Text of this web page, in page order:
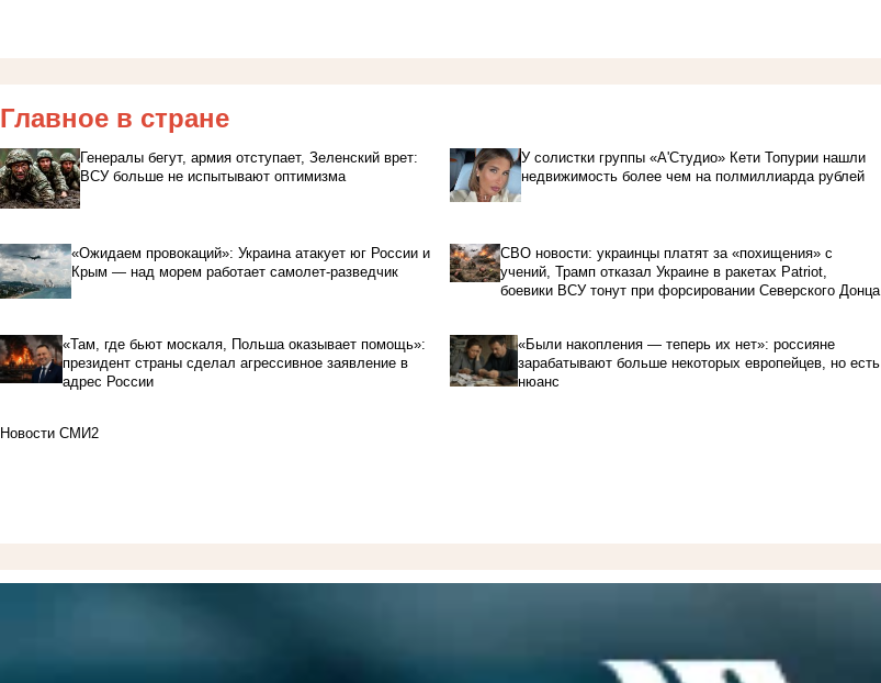
Главное в стране
Генералы бегут, армия отступает, Зеленский врет:
ВСУ больше не испытывают оптимизма
У солистки группы «А'Студио» Кети Топурии нашли
недвижимость более чем на полмиллиарда рублей
«Ожидаем провокаций»: Украина атакует юг России и
Крым — над морем работает самолет-разведчик
СВО новости: украинцы платят за «похищения» с
учений, Трамп отказал Украине в ракетах Patriot,
боевики ВСУ тонут при форсировании Северского Донца
«Там, где бьют москаля, Польша оказывает помощь»:
президент страны сделал агрессивное заявление в
адрес России
«Были накопления — теперь их нет»: россияне
зарабатывают больше некоторых европейцев, но есть
нюанс
Новости СМИ2